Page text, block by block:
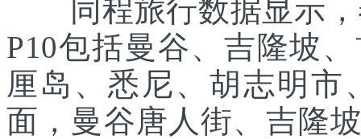
同程旅行数据显示，
P10包括曼谷、吉隆坡
厘岛、悉尼、胡志明市
面，曼谷唐人街、吉隆